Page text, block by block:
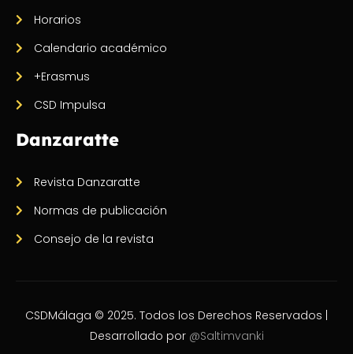
Horarios
Calendario académico
+Erasmus
CSD Impulsa
Danzaratte
Revista Danzaratte
Normas de publicación
Consejo de la revista
CSDMálaga © 2025. Todos los Derechos Reservados |
Desarrollado por @Saltimvanki